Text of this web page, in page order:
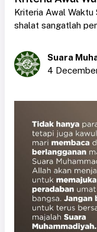
Kriteria Awal
shalat sangatlah
Suara
4